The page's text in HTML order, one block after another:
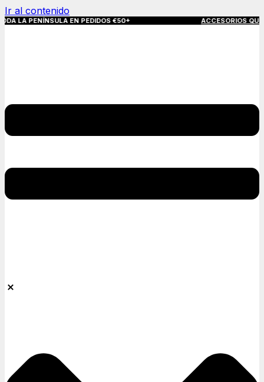
Ir al contenido
EN PEDIDOS €50+ ACCESORIOS QUE MARCAN